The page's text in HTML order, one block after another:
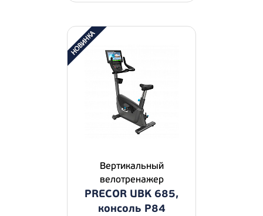
Вертикальный
велотренажер
PRECOR UBK 685,
консоль P84